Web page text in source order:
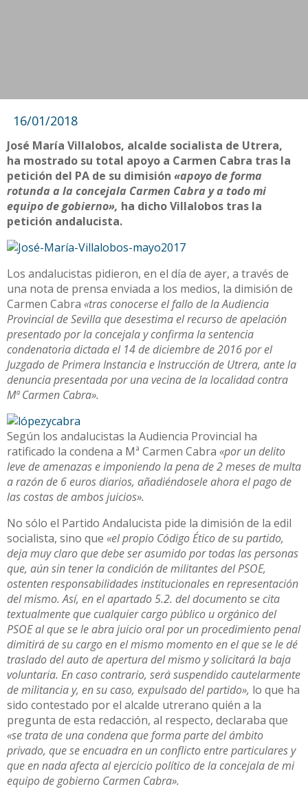
16/01/2018
José María Villalobos, alcalde socialista de Utrera,
ha mostrado su total apoyo a Carmen Cabra tras la
petición del PA de su dimisión «apoyo de forma
rotunda a la concejala Carmen Cabra y a todo mi
equipo de gobierno», ha dicho Villalobos tras la
petición andalucista.
Los andalucistas pidieron, en el día de ayer, a través de
una nota de prensa enviada a los medios, la dimisión de
Carmen Cabra «tras conocerse el fallo de la Audiencia
Provincial de Sevilla que desestima el recurso de apelación
presentado por la concejala y confirma la sentencia
condenatoria dictada el 14 de diciembre de 2016 por el
Juzgado de Primera Instancia e Instrucción de Utrera, ante la
denuncia presentada por una vecina de la localidad contra
Mª Carmen Cabra».
Según los andalucistas la Audiencia Provincial ha
ratificado la condena a Mª Carmen Cabra «por un delito
leve de amenazas e imponiendo la pena de 2 meses de multa
a razón de 6 euros diarios, añadiéndosele ahora el pago de
las costas de ambos juicios».
No sólo el Partido Andalucista pide la dimisión de la edil
socialista, sino que «el propio Código Ético de su partido,
deja muy claro que debe ser asumido por todas las personas
que, aún sin tener la condición de militantes del PSOE,
ostenten responsabilidades institucionales en representación
del mismo. Así, en el apartado 5.2. del documento se cita
textualmente que cualquier cargo público u orgánico del
PSOE al que se le abra juicio oral por un procedimiento penal
dimitirá de su cargo en el mismo momento en el que se le dé
traslado del auto de apertura del mismo y solicitará la baja
voluntaria. En caso contrario, será suspendido cautelarmente
de militancia y, en su caso, expulsado del partido», lo que ha
sido contestado por el alcalde utrerano quién a la
pregunta de esta redacción, al respecto, declaraba que
«se trata de una condena que forma parte del ámbito
privado, que se encuadra en un conflicto entre particulares y
que en nada afecta al ejercicio político de la concejala de mi
equipo de gobierno Carmen Cabra».